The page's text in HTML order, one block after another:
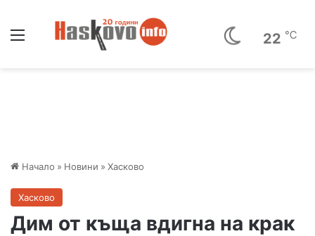
22 ℃
Начало » Новини » Хасково
Хасково
Дим от къща вдигна на крак